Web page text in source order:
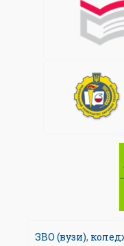
ЗВО (вузи),